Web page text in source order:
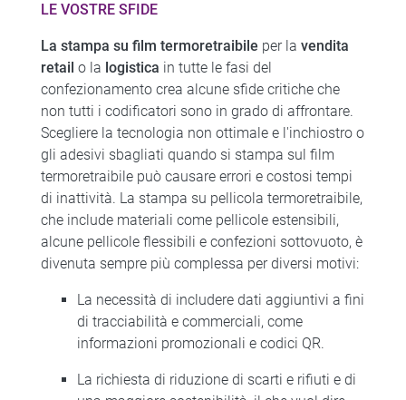
LE VOSTRE SFIDE
La stampa su film termoretraibile per la vendita
retail o la logistica in tutte le fasi del
confezionamento crea alcune sfide critiche che
non tutti i codificatori sono in grado di affrontare.
Scegliere la tecnologia non ottimale e l'inchiostro o
gli adesivi sbagliati quando si stampa sul film
termoretraibile può causare errori e costosi tempi
di inattività. La stampa su pellicola termoretraibile,
che include materiali come pellicole estensibili,
alcune pellicole flessibili e confezioni sottovuoto, è
divenuta sempre più complessa per diversi motivi:
La necessità di includere dati aggiuntivi a fini
di tracciabilità e commerciali, come
informazioni promozionali e codici QR.
La richiesta di riduzione di scarti e rifiuti e di